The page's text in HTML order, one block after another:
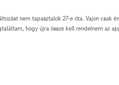
nem tapasztalok 27-e óta. Vajon
hogy újra össze kell rendelnem az
még? Köszönet ha kapok valami